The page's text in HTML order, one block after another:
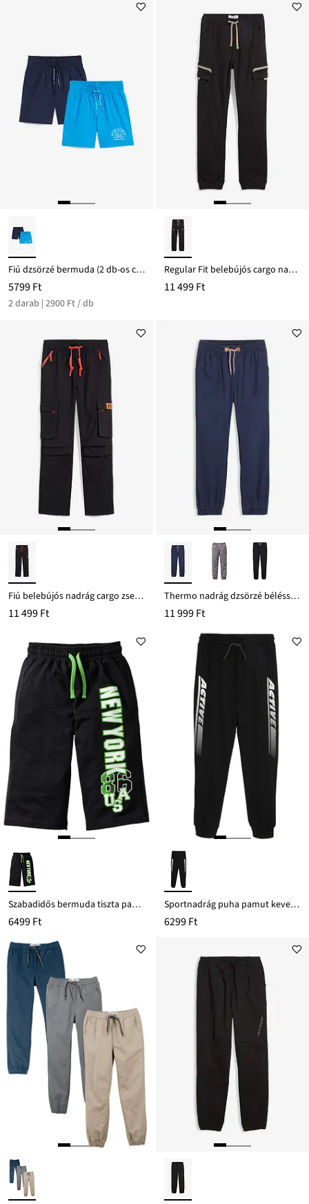
Fiú dzsörzé bermuda (2 db-os csomag)
5799 Ft
2 darab | 2900 Ft / db
Regular Fit belebújós cargo nadrág elasztikus pamut keverékből, Straight
11 499 Ft
Fiú belebújós nadrág cargo zsebekkel, Regular Fit
11 499 Ft
Thermo nadrág dzsörzé béléssel, Regular Fit
11 999 Ft
Szabadidős bermuda tiszta pamutból
6499 Ft
Sportnadrág puha pamut keverékből
6299 Ft